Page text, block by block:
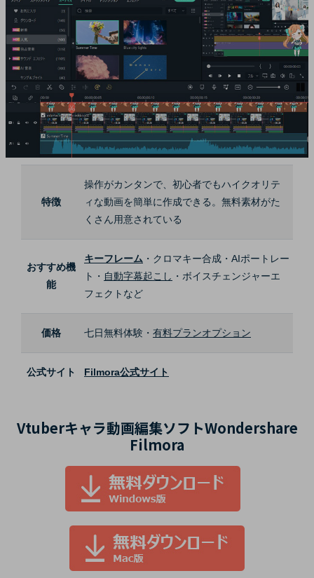
特徴
操作がカンタンで、初心者でもハイクオリテ
ィな動画を簡単に作成できる。無料素材がた
くさん用意されている
おすすめ機
能
キーフレーム ・クロマキー合成・AIポートレー
ト・ 自動字幕起こし ・ボイスチェンジャーエ
フェクトなど
価格 七日無料体験・ 有料プランオプション
公式サイト Filmora公式サイト
Vtuberキャラ動画編集ソフトWondershare
Filmora